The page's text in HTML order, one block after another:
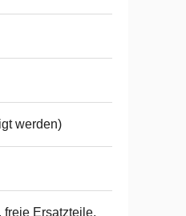
werden)
freie Ersatzteile,